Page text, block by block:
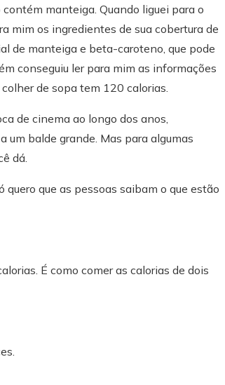
manteiga. Quando liguei para o
mim os ingredientes de sua cobertura de
de manteiga e beta-caroteno, que pode
conseguiu ler para mim as informações
de sopa tem 120 calorias.
de cinema ao longo dos anos,
um balde grande. Mas para algumas
dá.
que as pessoas saibam o que estão
É como comer as calorias de dois